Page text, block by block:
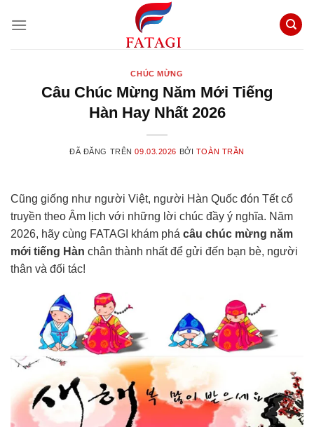
đến
CHÚC MỪNG
Câu Chúc Mừng Năm Mới Tiếng
Hàn Hay Nhất 2026
ĐÃ ĐĂNG TRÊN09.03.2026 BỞI TOÀN TRẦN
Cũng giống như người Việt, người Hàn Quốc đón Tết cổ
truyền theo Âm lịch với những lời chúc đầy ý nghĩa. Năm
2026, hãy cùng FATAGI khám phá câu chúc mừng năm
mới tiếng Hàn chân thành nhất để gửi đến bạn bè, người
thân và đối tác!